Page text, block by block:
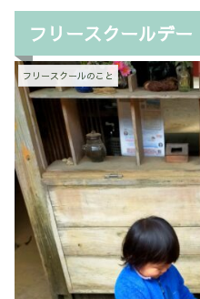
フリースクールデー
フリースクールのこと